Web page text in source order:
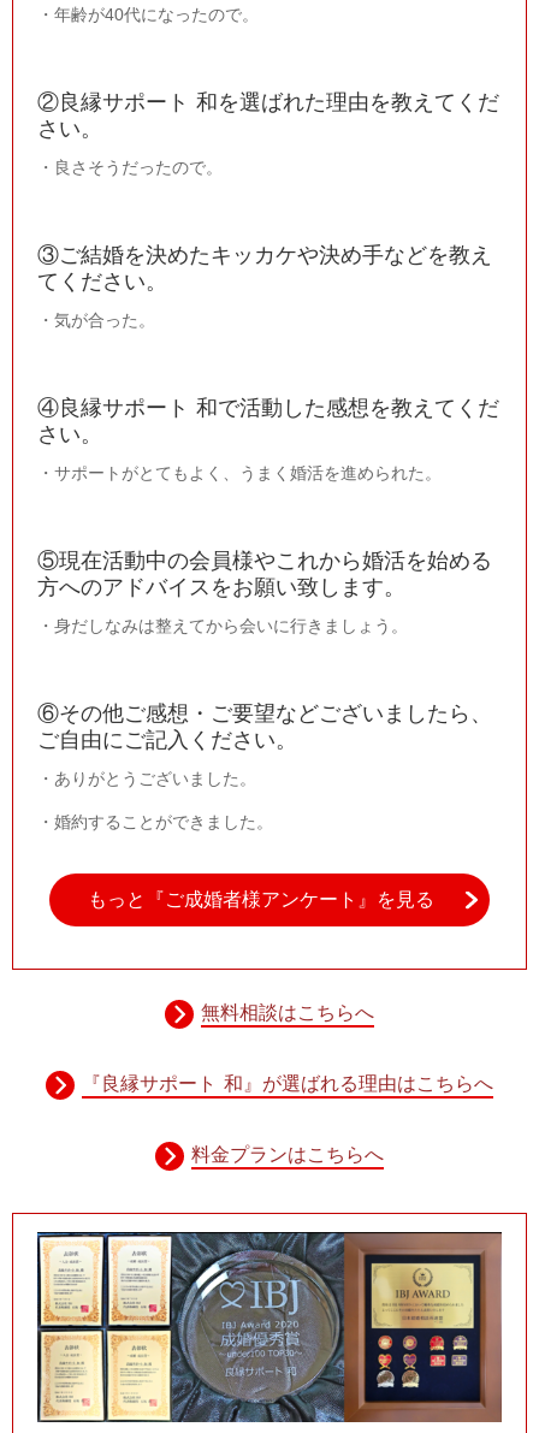
・年齢が40代になったので。
②良縁サポート 和を選ばれた理由を教えてくだ
さい。
・良さそうだったので。
③ご結婚を決めたキッカケや決め手などを教え
てください。
・気が合った。
④良縁サポート 和で活動した感想を教えてくだ
さい。
・サポートがとてもよく、うまく婚活を進められた。
⑤現在活動中の会員様やこれから婚活を始める
方へのアドバイスをお願い致します。
・身だしなみは整えてから会いに行きましょう。
⑥その他ご感想・ご要望などございましたら、
ご自由にご記入ください。
・ありがとうございました。
・婚約することができました。
もっと『ご成婚者様アンケート』を見る
無料相談はこちらへ
『良縁サポート 和』が選ばれる理由はこちらへ
料金プランはこちらへ